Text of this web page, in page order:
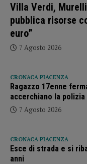
Villa Verdi,
pubblica risorse
euro”
7 Agosto 2026
CRONACA PIACENZA
Ragazzo 17enne
accerchiano la
7 Agosto 2026
CRONACA PIACENZA
Esce di strada e si
anni